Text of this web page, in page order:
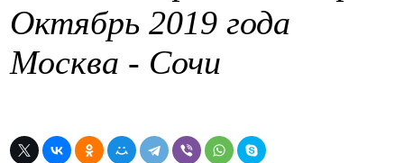
Октябрь 2019 года
Москва - Сочи